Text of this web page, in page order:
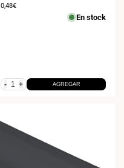
Precio
0,48€
En stock
- + AGREGAR